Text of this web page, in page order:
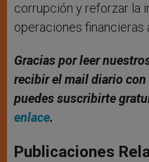
corrupción y reforzar la
operaciones financieras
Gracias por leer
recibir el mail diario
puedes suscribirte
enlace.
Publicaciones